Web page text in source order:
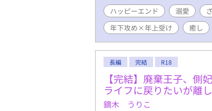
め 執
け 童
ー 異
ハッピーエンド 溺愛
年下攻め×年上受け
癒し
長編 完結 R18
【完結】廃棄王子、側
ライフに戻りたいが離
鏑木 うりこ